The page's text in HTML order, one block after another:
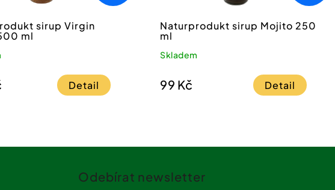
sirup Virgin
ml
Detail
Naturprodukt sirup Mojito 250
ml
Skladem
99 Kč Detail
Odebírat newsletter
*Slevový kód lze uplatit při nákupu nad 550 Kč.
osobních